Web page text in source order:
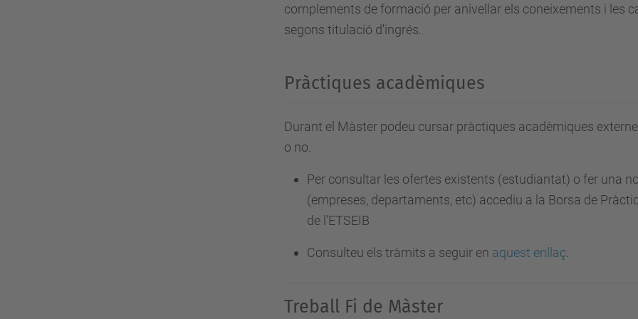
complements de formació per anivellar els coneixements i les
segons titulació d'ingrés.
Pràctiques acadèmiques
Durant el Màster podeu cursar pràctiques acadèmiques
o no.
Per consultar les ofertes existents (estudiantat) o fer una
(empreses, departaments, etc) accediu a la Borsa de
de l'ETSEIB
Consulteu els tràmits a seguir en aquest enllaç
Treball Fi de Màster